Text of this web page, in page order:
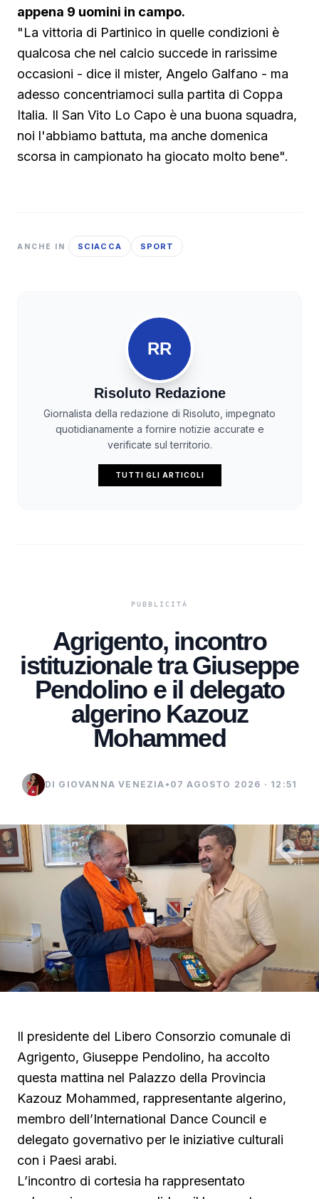
appena 9 uomini in campo.
"La vittoria di Partinico in quelle condizioni è
qualcosa che nel calcio succede in rarissime
occasioni - dice il mister, Angelo Galfano - ma
adesso concentriamoci sulla partita di Coppa
Italia. Il San Vito Lo Capo è una buona squadra,
noi l'abbiamo battuta, ma anche domenica
scorsa in campionato ha giocato molto bene".
ANCHE IN SCIACCA SPORT
RR
Risoluto Redazione
Giornalista della redazione di Risoluto, impegnato
quotidianamente a fornire notizie accurate e
verificate sul territorio.
TUTTI GLI ARTICOLI
Agrigento, incontro
istituzionale tra Giuseppe
Pendolino e il delegato
algerino Kazouz
Mohammed
DI GIOVANNA VENEZIA • 07 AGOSTO 2026 · 12:51
Il presidente del Libero Consorzio comunale di
Agrigento, Giuseppe Pendolino, ha accolto
questa mattina nel Palazzo della Provincia
Kazouz Mohammed, rappresentante algerino,
membro dell’International Dance Council e
delegato governativo per le iniziative culturali
con i Paesi arabi.
L’incontro di cortesia ha rappresentato